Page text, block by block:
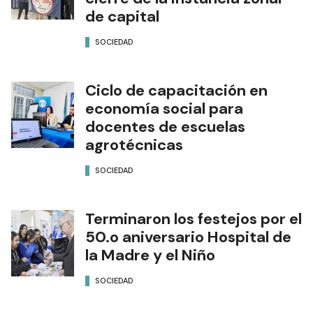
de capital
SOCIEDAD
Ciclo de capacitación en
economía social para
docentes de escuelas
agrotécnicas
SOCIEDAD
Terminaron los festejos por el
50.o aniversario Hospital de
la Madre y el Niño
SOCIEDAD